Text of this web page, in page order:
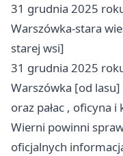
31 grudnia 2025
Warszówka-stara
starej wsi]
31 grudnia 2025
Warszówka [od
oraz pałac , oficyna i
Wierni powinni
oficjalnych